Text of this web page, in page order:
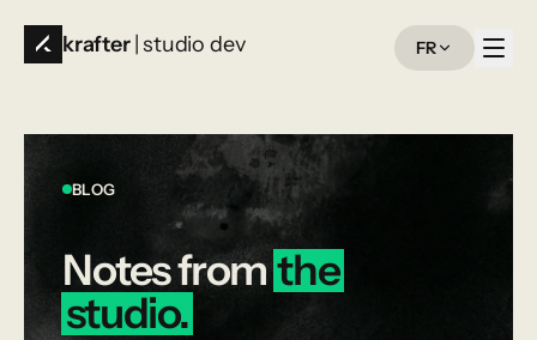
krafter | studio dev FR
BLOG
Notesfrom the
studio.